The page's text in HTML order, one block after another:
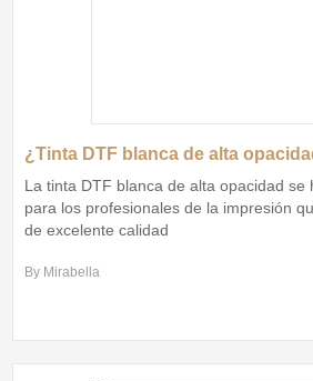
La tinta DTF blanca de alta opacidad se
para los profesionales de la impresión
de excelente calidad
By Mirabella